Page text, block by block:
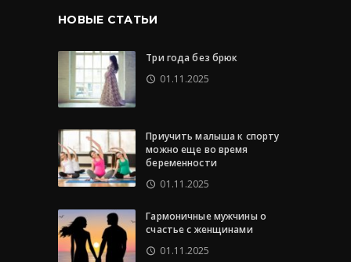
НОВЫЕ СТАТЬИ
Три года без брюк
01.11.2025
Приучить малыша к спорту
можно еще во время
беременности
01.11.2025
Гармоничные мужчины о
счастье с женщинами
01.11.2025